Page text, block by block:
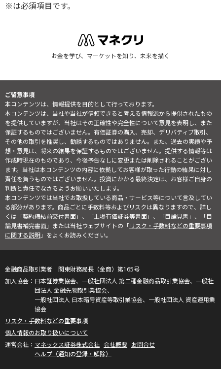
※は必須項目です。
お金を学び、マーケットを知り、未来を描く
ご留意事項
本コンテンツは、情報提供を目的として行っております。
本コンテンツは、当社や当社が信頼できると考える情報源から提供されたもの
を提供していますが、当社はその正確性や完全性について意見を表明し、また
保証するものではございません。有価証券の購入、売却、デリバティブ取引、
その他の取引を推奨し、勧誘するものではありません。また、過去の実績や予
想・意見は、将来の結果を保証するものではございません。提供する情報等は
作成時現在のものであり、今後予告なしに変更または削除されることがござい
ます。当社は本コンテンツの内容に依拠してお客様が取った行動の結果に対し
責任を負うものではございません。投資にかかる最終決定は、お客様ご自身の
判断と責任でなさるようお願いいたします。
本コンテンツでは当社でお取扱している商品・サービス等について言及してい
る部分があります。商品ごとに手数料等およびリスクは異なりますので、詳し
くは「契約締結前交付書面」、「上場有価証券等書面」、「目論見書」、「目
論見書補完書面」または当社ウェブサイトの「リスク・手数料などの重要事項
に関する説明」をよくお読みください。
金融商品取引業者 関東財務局長（金商）第165号
日本証券業協会、一般社団法人 第二種金融商品取引業協会、一般社
団法人 金融先物取引業協会、
一般社団法人 日本暗号資産等取引業協会、一般社団法人 資産運用業
協会
リスク・手数料などの重要事項
個人情報のお取り扱いについて
マネックス証券株式会社 会社概要 お問合せ
ヘルプ（通知の登録・解除）